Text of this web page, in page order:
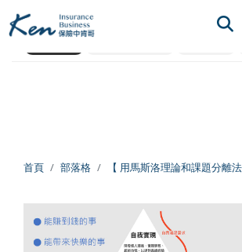
新生兒保險
失能險
個人成長
學習心得
美股投資
退休規劃
保險白話文 保險資訊懶人包
首頁 部落格 【 用馬斯洛理論和課題分離